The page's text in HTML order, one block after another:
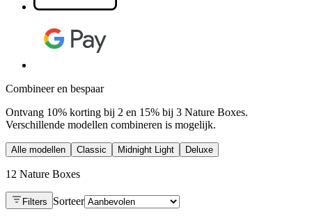
Combineer en bespaar
Ontvang 10% korting bij 2 en 15% bij 3 Nature Boxes.
Verschillende modellen combineren is mogelijk.
Alle modellen Classic Midnight Light Deluxe
12 Nature Boxes
Filters Sorteer